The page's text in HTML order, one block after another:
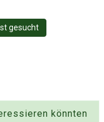
gesucht
könnten